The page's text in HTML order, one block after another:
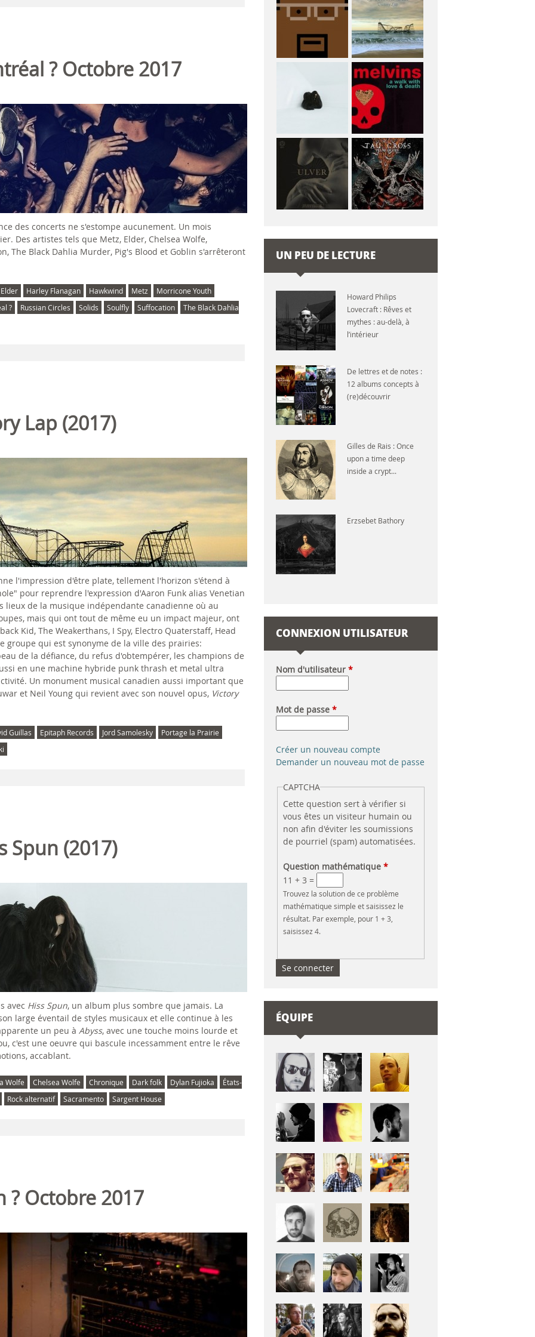
e
c
? Octobre 2017
des concerts ne s'estompe aucunement. Un mois
Des artistes tels que Metz, Elder, Chelsea Wolfe,
The Black Dahlia Murder, Pig's Blood et Goblin s'arrêteront
Elder Harley Flanagan Hawkwind Metz
Morricone Youth
?
Russian Circles Solids Soulfly Suffocation The Black Dahlia
Lap (2017)
l'impression d'être plate, tellement l'horizon s'étend à
pour reprendre l'expression d'Aaron Funk alias Venetian
lieux de la musique indépendante canadienne où au
mais qui ont tout de même eu un impact majeur, ont
Kid, The Weakerthans, I Spy, Electro Quaterstaff, Head
groupe qui est synonyme de la ville des prairies:
de la défiance, du refus d'obtempérer, les champions de
en une machine hybride punk thrash et metal ultra
Un monument musical canadien aussi important que
et Neil Young qui revient avec son nouvel opus, Victory
Guillas Epitaph Records Jord Samolesky
Portage la Prairie
Spun (2017)
avec Hiss Spun, un album plus sombre que jamais. La
large éventail de styles musicaux et elle continue à les
un peu à Abyss, avec une touche moins lourde et
c'est une oeuvre qui bascule incessamment entre le rêve
accablant.
Wolfe Chelsea Wolfe Chronique Dark folk Dylan Fujioka
États-
Rock alternatif
Sacramento Sargent House
? Octobre 2017
UN PEU DE LECTURE
Howard Philips
Lovecraft : Rêves et
mythes : au-delà, à
l’intérieur
De lettres et de notes :
12 albums concepts à
(re)découvrir
Gilles de Rais : Once
upon a time deep
inside a crypt...
Erzsebet Bathory
CONNEXION UTILISATEUR
Nom d'utilisateur*
Mot de passe*
Créer un nouveau compte
Demander un nouveau mot de passe
CAPTCHA
Cette question sert à vérifier si
vous êtes un visiteur humain ou
non afin d'éviter les soumissions
de pourriel (spam) automatisées.
Question mathématique*
11 + 3 =
Trouvez la solution de ce problème
mathématique simple et saisissez le
résultat. Par exemple, pour 1 + 3,
saisissez 4.
ÉQUIPE